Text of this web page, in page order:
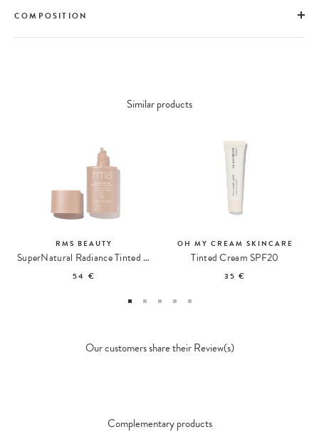
COMPOSITION
Similar products
RMS BEAUTY
SuperNatural Radiance Tinted Serum SPF 30 Sérum Teinté
54 €
OH MY CREAM SKINCARE
Tinted Cream SPF20
35 €
Our customers share their Review(s)
Complementary products